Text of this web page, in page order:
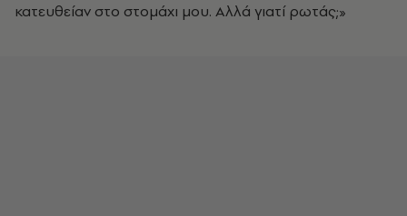
κατευθείαν στο στομάχι μου. Aλλά γιατί ρωτάς;»